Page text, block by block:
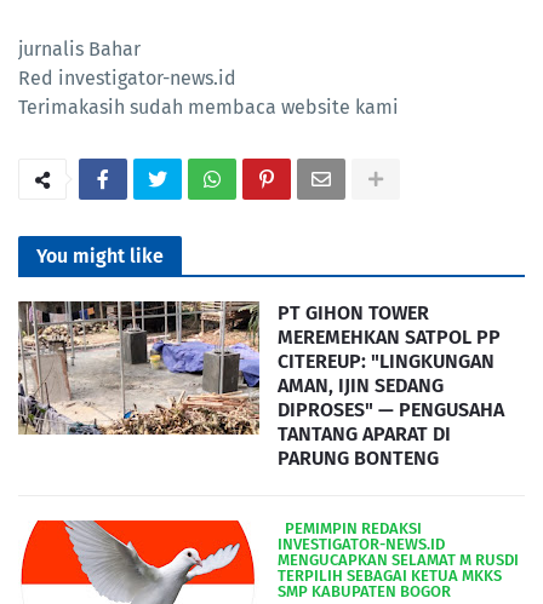
‎jurnalis Bahar
‎Red investigator-news.id
‎Terimakasih sudah membaca website kami
You might like
PT GIHON TOWER
MEREMEHKAN SATPOL PP
CITEREUP: "LINGKUNGAN
AMAN, IJIN SEDANG
DIPROSES" — PENGUSAHA
TANTANG APARAT DI
PARUNG BONTENG
‎ ‎ ‎PEMIMPIN REDAKSI
INVESTIGATOR-NEWS.ID
MENGUCAPKAN SELAMAT M RUSDI
TERPILIH SEBAGAI KETUA MKKS
SMP KABUPATEN BOGOR